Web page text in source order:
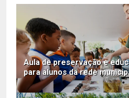
Aula de preservação e
para alunos da rede